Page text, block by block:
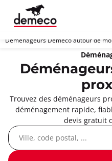
Déménageurs Demeco autour de moi
Trouvez des déménageurs
déménagement rapide,
devis gratuit